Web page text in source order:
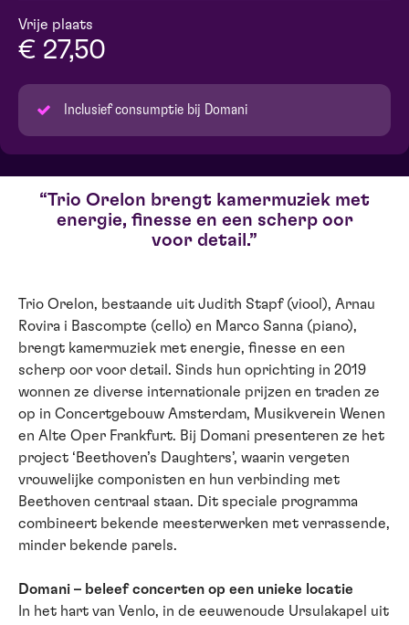
Vrije plaats
€ 27,50
Inclusief consumptie bij Domani
Trio Orelon brengt kamermuziek met
energie, finesse en een scherp oor
voor detail.
Trio Orelon, bestaande uit Judith Stapf (viool), Arnau
Rovira i Bascompte (cello) en Marco Sanna (piano),
brengt kamermuziek met energie, finesse en een
scherp oor voor detail. Sinds hun oprichting in 2019
wonnen ze diverse internationale prijzen en traden ze
op in Concertgebouw Amsterdam, Musikverein Wenen
en Alte Oper Frankfurt. Bij Domani presenteren ze het
project ‘Beethoven’s Daughters’, waarin vergeten
vrouwelijke componisten en hun verbinding met
Beethoven centraal staan. Dit speciale programma
combineert bekende meesterwerken met verrassende,
minder bekende parels.
Domani – beleef concerten op een unieke locatie
In het hart van Venlo, in de eeuwenoude Ursulakapel uit